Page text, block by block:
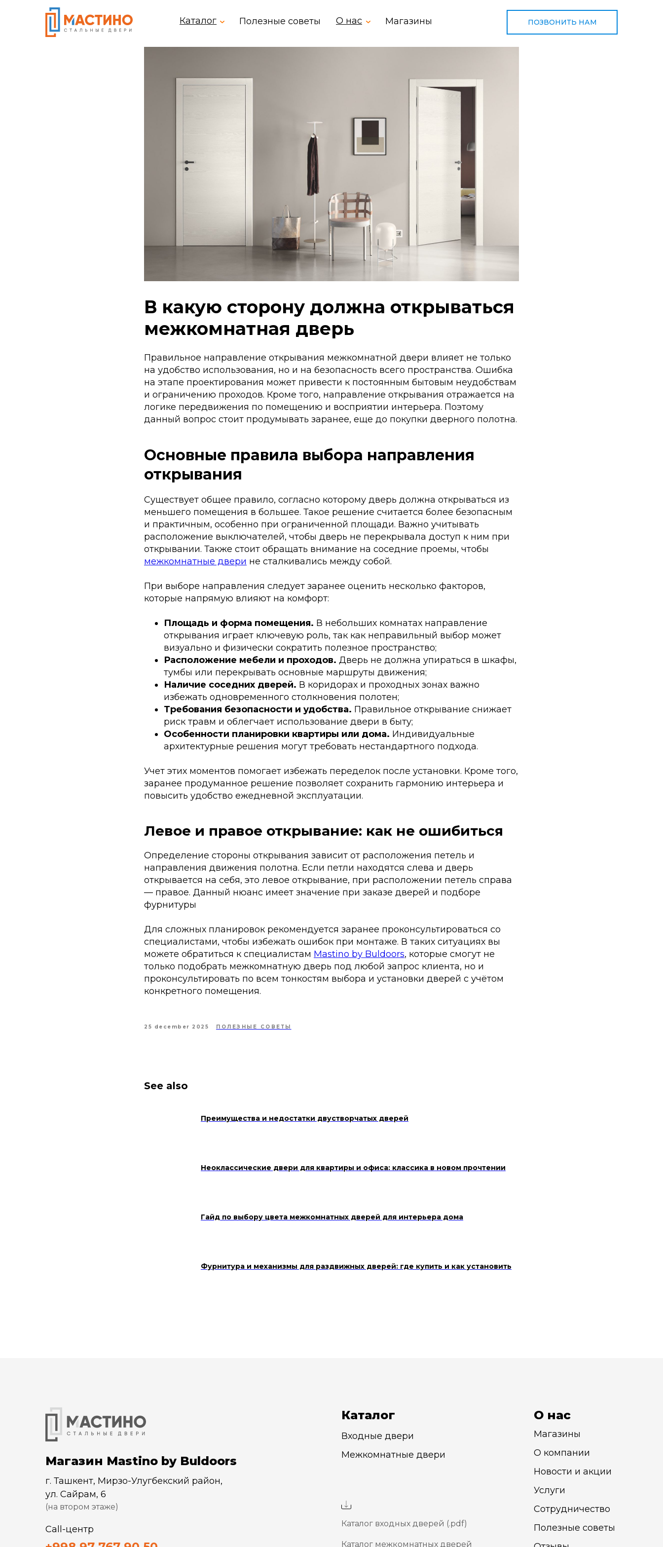
Каталог О нас
Tilda Publishing
ПОЗВОНИТЬ НАМ
Магазины
Полезные советы
В какую сторону должна открываться
межкомнатная дверь
Правильное направление открывания межкомнатной двери влияет не только
на удобство использования, но и на безопасность всего пространства. Ошибка
на этапе проектирования может привести к постоянным бытовым неудобствам
и ограничению проходов. Кроме того, направление открывания отражается на
логике передвижения по помещению и восприятии интерьера. Поэтому
данный вопрос стоит продумывать заранее, еще до покупки дверного полотна.
Основные правила выбора направления
открывания
Существует общее правило, согласно которому дверь должна открываться из
меньшего помещения в большее. Такое решение считается более безопасным
и практичным, особенно при ограниченной площади. Важно учитывать
расположение выключателей, чтобы дверь не перекрывала доступ к ним при
открывании. Также стоит обращать внимание на соседние проемы, чтобы
межкомнатные двери не сталкивались между собой.
При выборе направления следует заранее оценить несколько факторов,
которые напрямую влияют на комфорт:
Площадь и форма помещения. В небольших комнатах направление
открывания играет ключевую роль, так как неправильный выбор может
визуально и физически сократить полезное пространство;
Расположение мебели и проходов. Дверь не должна упираться в шкафы,
тумбы или перекрывать основные маршруты движения;
Наличие соседних дверей. В коридорах и проходных зонах важно
избежать одновременного столкновения полотен;
Требования безопасности и удобства. Правильное открывание снижает
риск травм и облегчает использование двери в быту;
Особенности планировки квартиры или дома. Индивидуальные
архитектурные решения могут требовать нестандартного подхода.
Учет этих моментов помогает избежать переделок после установки. Кроме того,
заранее продуманное решение позволяет сохранить гармонию интерьера и
повысить удобство ежедневной эксплуатации.
Левое и правое открывание: как не ошибиться
Определение стороны открывания зависит от расположения петель и
направления движения полотна. Если петли находятся слева и дверь
открывается на себя, это левое открывание, при расположении петель справа
— правое. Данный нюанс имеет значение при заказе дверей и подборе
фурнитуры
Для сложных планировок рекомендуется заранее проконсультироваться со
специалистами, чтобы избежать ошибок при монтаже. В таких ситуациях вы
можете обратиться к специалистам Mastino by Buldoors, которые смогут не
только подобрать межкомнатную дверь под любой запрос клиента, но и
проконсультировать по всем тонкостям выбора и установки дверей с учётом
конкретного помещения.
25 december 2025 ПОЛЕЗНЫЕ СОВЕТЫ
See also
Преимущества и недостатки двустворчатых дверей
Неоклассические двери для квартиры и офиса: классика в новом прочтении
Гайд по выбору цвета межкомнатных дверей для интерьера дома
Фурнитура и механизмы для раздвижных дверей: где купить и как установить
Магазин Mastino by Buldoors
Каталог
Call-центр
г. Ташкент, Мирзо-Улугбекский район,
ул. Сайрам, 6
(на втором этаже)
О нас
Каталог входных дверей (.pdf)
Каталог межкомнатных дверей
Входные двери
Межкомнатные двери
Магазины
О компании
Новости и акции
Услуги
Сотрудничество
Полезные советы